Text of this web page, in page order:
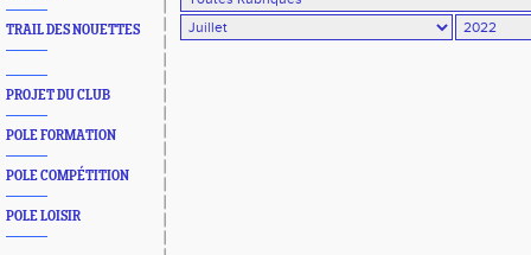
TRAIL DES NOUETTES
PROJET DU CLUB
POLE FORMATION
POLE COMPÉTITION
POLE LOISIR